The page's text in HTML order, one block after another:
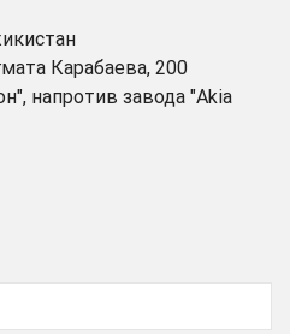
Карабаева, 200
напротив завода "Akia